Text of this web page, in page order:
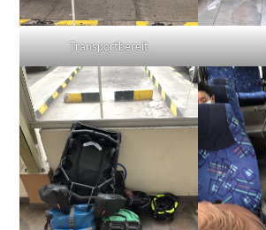
Transportbereit